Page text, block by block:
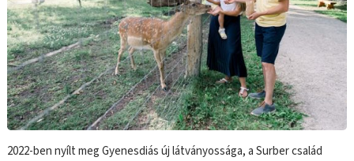
2022-ben nyílt meg Gyenesdiás új látványossága, a Surber család